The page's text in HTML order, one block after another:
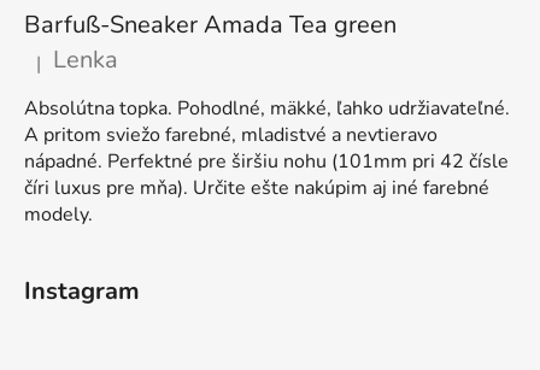
Barfuß-Sneaker Amada Tea green
Die Produktbewertung beträgt 5 von 5 Sternen.
| Lenka
Absolútna topka. Pohodlné, mäkké, ľahko udržiavateľné.
A pritom sviežo farebné, mladistvé a nevtieravo
nápadné. Perfektné pre širšiu nohu (101mm pri 42 čísle
číri luxus pre mňa). Určite ešte nakúpim aj iné farebné
modely.
Instagram